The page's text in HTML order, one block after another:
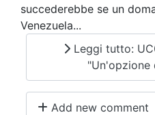
succederebbe se un
Venezuela...
Leggi tutto:
"Un'opzione
Add new comment